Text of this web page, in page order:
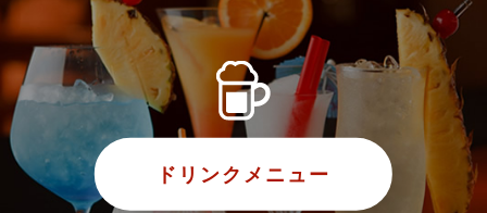
ドリンクメニュー